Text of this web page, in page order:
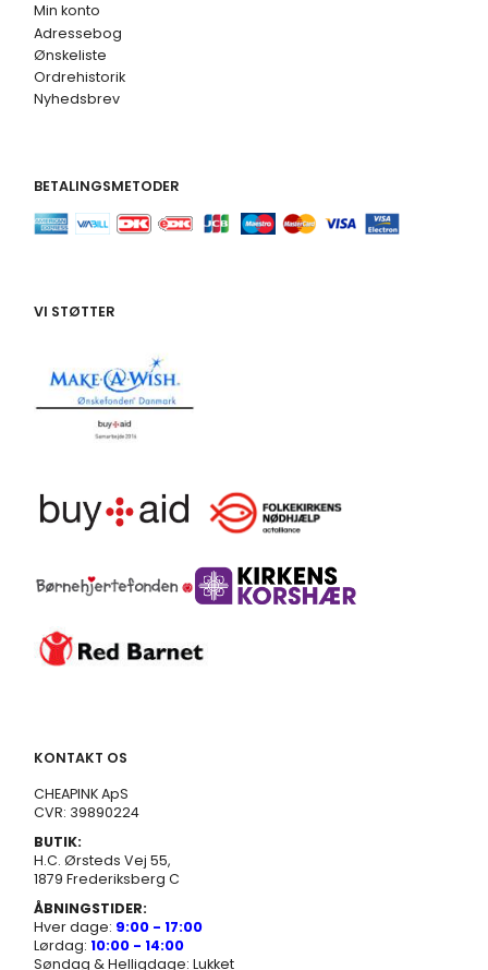
Min konto
Adressebog
Ønskeliste
Ordrehistorik
Nyhedsbrev
BETALINGSMETODER
VI STØTTER
KONTAKT OS
CHEAPINK ApS
CVR: 39890224
BUTIK:
H.C. Ørsteds Vej 55,
1879 Frederiksberg C
ÅBNINGSTIDER:
Hver dage: 9:00 - 17:00
Lørdag: 10:00 - 14:00
Søndag & Helligdage: Lukket